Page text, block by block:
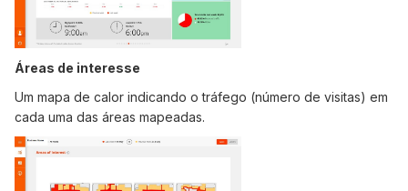
Áreas de interesse
Um mapa de calor indicando o tráfego (número de visitas) em
cada uma das áreas mapeadas.